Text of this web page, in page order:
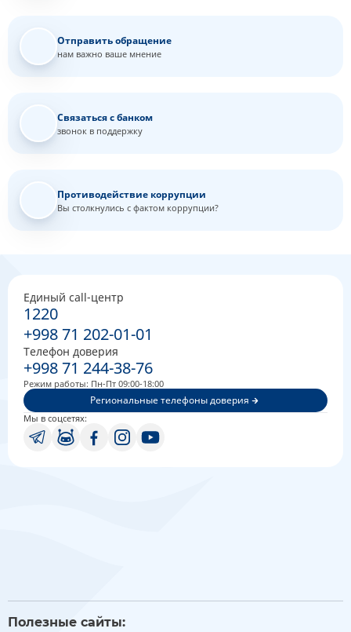
Отправить обращение
нам важно ваше мнение
Связаться с банком
звонок в поддержку
Противодействие коррупции
Вы столкнулись с фактом коррупции?
Единый call-центр
1220
+998 71 202-01-01
Телефон доверия
+998 71 244-38-76
Режим работы: Пн-Пт 09:00-18:00
Региональные телефоны доверия
Мы в соцсетях:
Полезные сайты: